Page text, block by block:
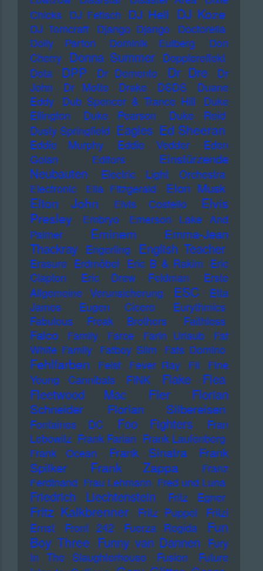
Chicks DJ Fetisch DJ Hell DJ Koze
DJ Tomcraft Django Django
Doctorella
Dolly Parton
Dominik Eulberg
Don
Cherry Donna Summer Dopplereffekt
Dota
DPP Dr Demento Dr Dre
Dr
John
Dr Motte Drake DSDS
Duane
Eddy
Dub Spencer & Trance Hill
Duke
Ellington
Duke Pearson
Duke Reid
Dusty Springfield Eagles Ed Sheeran
Eddie Murphy Eddie Vedder
Eden
Golan
Editors
Einstürzende
Neubauten
Electric Light Orchestra
Electronic
Ella Fitzgerald Elon Musk
Elton John Elvis Costello
Elvis
Presley
Embryo
Emerson Lake And
Palmer
Eminem
Emma-Jean
Thackray
Engerling English Teacher
Erasure Erdmöbel Eric B & Rakim Eric
Clapton
Eric Drew Feldman
Erste
Allgemeine Verunsicherung
ESC
Etta
James
Eugen Cicero
Eurythmics
Fabulous Freak Brothers
Faithless
Falco Family Farce Farin Urlaub
Fat
White Family Fatboy Slim Fats Domino
Fehlfarben Feist Fever Ray Fil
Fine
Young Cannibals
FINK Flake
Flea
Fleetwood Mac
Fler
Florian
Schneider
Florian Silbereisen
Fontaines DC Foo Fighters
Fran
Lebowitz Frank Farian Frank Laufenberg
Frank Ocean
Frank Sinatra
Frank
Spilker
Frank Zappa
Franz
Ferdinand Frau Lehmann Fred und Luna
Friedrich Liechtenstein Fritz Egner
Fritz Kalkbrenner Fritz Puppel
Fritzi
Ernst
Front 242 Fuerza Regida
Fun
Boy Three Funny van Dannen Fury
In The Slaughterhouse
Fusion
Future